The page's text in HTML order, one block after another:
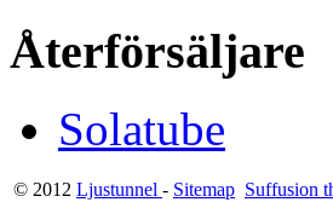
Återförsäljare
Solatube
© 2012 Ljustunnel - Sitemap Suffusion